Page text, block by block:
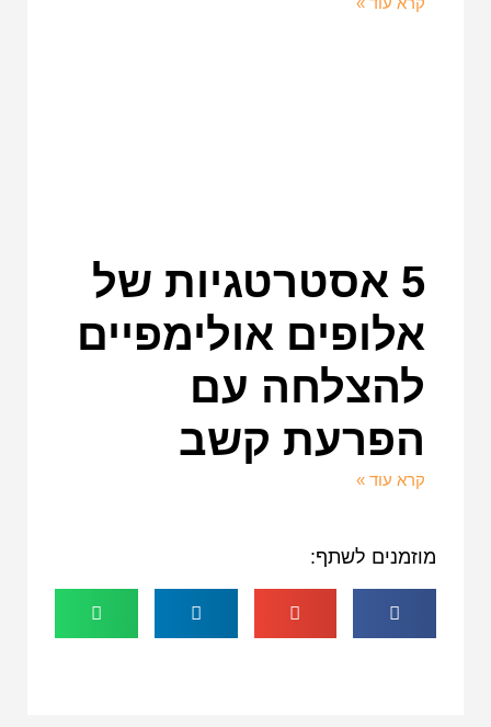
5 אסטרטגיות של
אלופים אולימפיים
להצלחה עם
הפרעת קשב
קרא עוד »
מוזמנים לשתף: